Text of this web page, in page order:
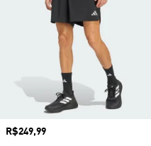
Preço
R$249,99